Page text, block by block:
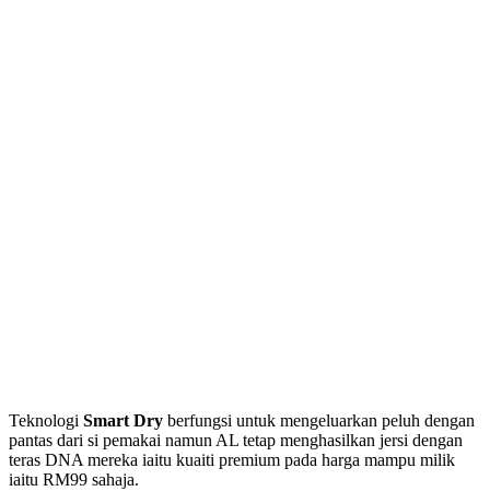
Teknologi Smart Dry berfungsi untuk mengeluarkan peluh dengan
pantas dari si pemakai namun AL tetap menghasilkan jersi dengan
teras DNA mereka iaitu kuaiti premium pada harga mampu milik
iaitu RM99 sahaja.